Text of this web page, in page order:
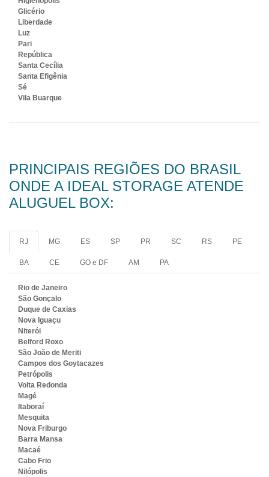
Glicério
Liberdade
Luz
Pari
República
Santa Cecília
Santa Efigênia
Sé
Vila Buarque
PRINCIPAIS REGIÕES DO BRASIL
ONDE A IDEAL STORAGE ATENDE
ALUGUEL BOX:
RJ MG ES SP PR SC RS PE
BA CE GO e DF AM PA
Rio de Janeiro
São Gonçalo
Duque de Caxias
Nova Iguaçu
Niterói
Belford Roxo
São João de Meriti
Campos dos Goytacazes
Petrópolis
Volta Redonda
Magé
Itaboraí
Mesquita
Nova Friburgo
Barra Mansa
Macaé
Cabo Frio
Nilópolis